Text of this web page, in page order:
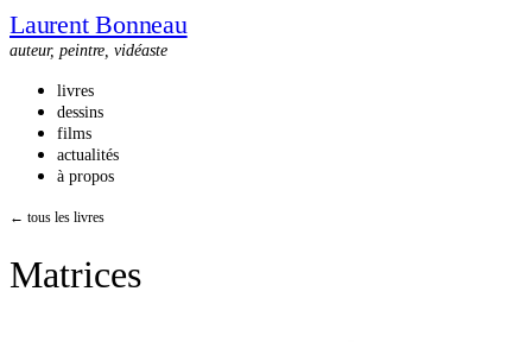
Laurent Bonneau
auteur, peintre, vidéaste
livres
dessins
films
actualités
à propos
← tous les livres
Matrices